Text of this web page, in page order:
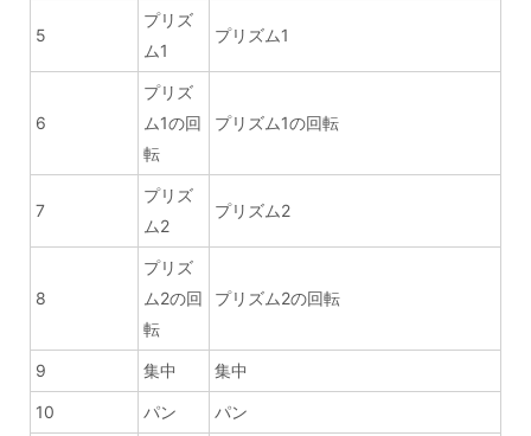
5
プリズ
ム1
プリズム1
6
プリズ
ム1の回
転
プリズム1の回転
7
プリズ
ム2
プリズム2
8
プリズ
ム2の回
転
プリズム2の回転
9 集中 集中
10 パン パン